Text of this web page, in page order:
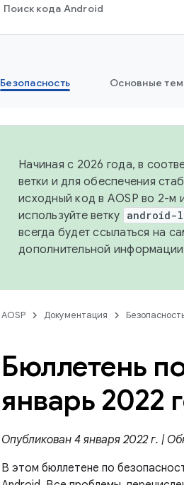
Поиск кода Android
Безопасность Основные
Начиная с 2026 года, в
ветки и для обеспечения
исходный код в AOSP во 2-м
используйте ветку android-
всегда будет ссылаться на
дополнительной
AOSP Документация
Бюллетень
январь 2022
Опубликован 4 января 2022 г. |
В этом бюллетене по